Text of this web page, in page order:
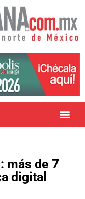
más de 7
digital